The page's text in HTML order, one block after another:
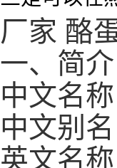
厂家 酪
一、简介
中文名
中文别
英文名